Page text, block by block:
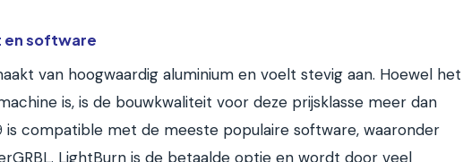
software
van hoogwaardig aluminium en voelt stevig aan. Hoewel het
is, is de bouwkwaliteit voor deze prijsklasse meer dan
is compatible met de meeste populaire software, waaronder
LightBurn is de betaalde optie en wordt door veel